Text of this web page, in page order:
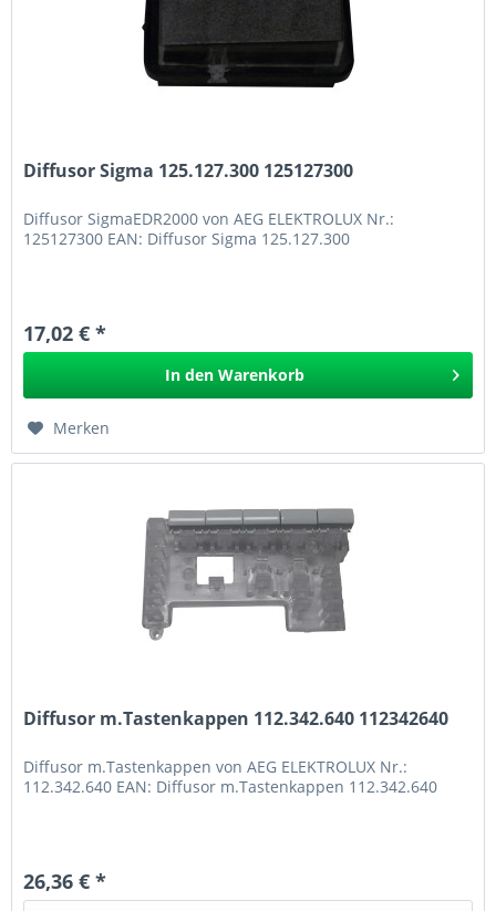
Diffusor Sigma 125.127.300 125127300
Diffusor SigmaEDR2000 von AEG ELEKTROLUX Nr.:
125127300 EAN: Diffusor Sigma 125.127.300
17,02 € *
In den Warenkorb
Merken
Diffusor m.Tastenkappen 112.342.640 112342640
Diffusor m.Tastenkappen von AEG ELEKTROLUX Nr.:
112.342.640 EAN: Diffusor m.Tastenkappen 112.342.640
26,36 € *